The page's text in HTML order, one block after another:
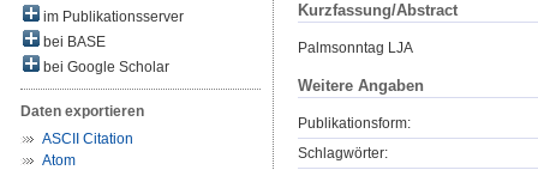
im Publikationsserver
bei BASE
bei Google Scholar
Daten exportieren
ASCII Citation
Atom
Kurzfassung/Abstract
Palmsonntag LJA
Weitere Angaben
Publikationsform:
Schlagwörter: